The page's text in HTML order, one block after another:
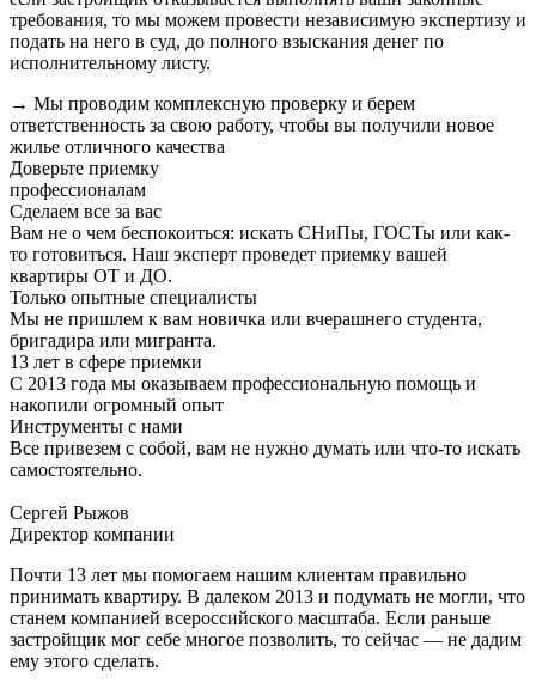
требования, то мы можем провести независимую экспертизу и
подать на него в суд, до полного взыскания денег по
исполнительному листу.
→ Мы проводим комплексную проверку и берем
ответственность за свою работу, чтобы вы получили новое
жилье отличного качества
Доверьте приемку
профессионалам
Сделаем все за вас
Вам не о чем беспокоиться: искать СНиПы, ГОСТы или как-
то готовиться. Наш эксперт проведет приемку вашей
квартиры ОТ и ДО.
Только опытные специалисты
Мы не пришлем к вам новичка или вчерашнего студента,
бригадира или мигранта.
13 лет в сфере приемки
С 2013 года мы оказываем профессиональную помощь и
накопили огромный опыт
Инструменты с нами
Все привезем с собой, вам не нужно думать или что-то искать
самостоятельно.
Сергей Рыжов
Директор компании
Почти 13 лет мы помогаем нашим клиентам правильно
принимать квартиру. В далеком 2013 и подумать не могли, что
станем компанией всероссийского масштаба. Если раньше
застройщик мог себе многое позволить, то сейчас — не дадим
ему этого сделать.